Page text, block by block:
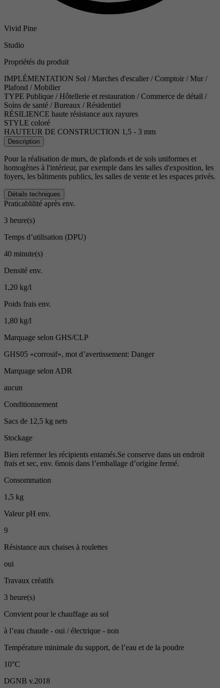
Vivid Pine
Studio
Propriétés du produit
IMPLÉMENTATION Sol / Marches d'escalier / Comptoir / Mur /
Plafond / Mobilier
TYPE Publique / Hôtellerie et restauration / Commerce de détail /
Soins de santé / Bureaux / Résidentiel
RÉSILIENCE haute résistance aux rayures
STYLE coloré
HAUTEUR DE CONSTRUCTION 1,5 - 3 mm
Description
Pour la réalisation de murs, de plafonds et de sols uniformes et
homogènes à l'intérieur, par exemple dans les salles d'exposition, les
foyers, les bâtiments publics, les salles de vente et les espaces privés.
Détails techniques
Praticablilité après env.
3 heure(s)
Temps d’utilisation (DPU)
40 minute(s)
Densité env.
1,20 kg/l
Poids frais env.
1,80 kg/l
Marquage selon GHS/CLP
GHS05 «corrosif», mot d’avertissement: Danger
Marquage selon ADR
aucun
Conditionnement
Sacs de 12,5 kg nets
Stockage
Bien refermer les récipients entamés.Se conserve dans un endroit
frais et sec, env. 6mois dans l’emballage d’origine fermé.
Consommation
1,5 kg
Valeur pH env.
9
Résistance aux chaises à roulettes
oui
Travaux créatifs
3 heure(s)
Convient pour le chauffage au sol
à l’eau chaude - oui / électrique - non
Température minimale du support, de l’eau et de la poudre
10°C
DGNB v.2018